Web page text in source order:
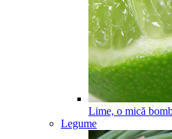
Lime, o mică
Legume